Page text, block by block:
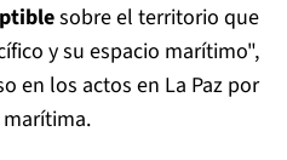
sobre el territorio que
y su espacio marítimo",
en los actos en La Paz por